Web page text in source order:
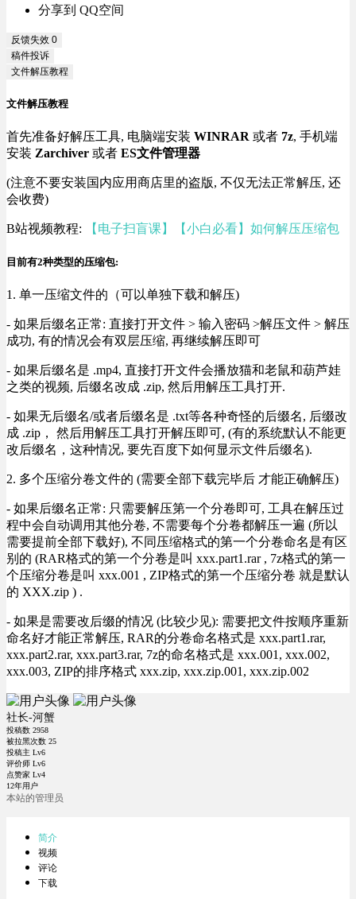
分享到 QQ空间
反馈失效 0
稿件投诉
文件解压教程
文件解压教程
首先准备好解压工具, 电脑端安装 WINRAR 或者 7z, 手机端
安装 Zarchiver 或者 ES文件管理器
(注意不要安装国内应用商店里的盗版, 不仅无法正常解压, 还
会收费)
B站视频教程: 【电子扫盲课】【小白必看】如何解压压缩包
目前有2种类型的压缩包:
1. 单一压缩文件的（可以单独下载和解压)
- 如果后缀名正常: 直接打开文件 > 输入密码 >解压文件 > 解压
成功, 有的情况会有双层压缩, 再继续解压即可
- 如果后缀名是 .mp4, 直接打开文件会播放猫和老鼠和葫芦娃
之类的视频, 后缀名改成 .zip, 然后用解压工具打开.
- 如果无后缀名/或者后缀名是 .txt等各种奇怪的后缀名, 后缀改
成 .zip， 然后用解压工具打开解压即可, (有的系统默认不能更
改后缀名，这种情况, 要先百度下如何显示文件后缀名).
2. 多个压缩分卷文件的 (需要全部下载完毕后 才能正确解压)
- 如果后缀名正常: 只需要解压第一个分卷即可, 工具在解压过
程中会自动调用其他分卷, 不需要每个分卷都解压一遍 (所以
需要提前全部下载好), 不同压缩格式的第一个分卷命名是有区
别的 (RAR格式的第一个分卷是叫 xxx.part1.rar , 7z格式的第一
个压缩分卷是叫 xxx.001 , ZIP格式的第一个压缩分卷 就是默认
的 XXX.zip ) .
- 如果是需要改后缀的情况 (比较少见): 需要把文件按顺序重新
命名好才能正常解压, RAR的分卷命名格式是 xxx.part1.rar,
xxx.part2.rar, xxx.part3.rar, 7z的命名格式是 xxx.001, xxx.002,
xxx.003, ZIP的排序格式 xxx.zip, xxx.zip.001, xxx.zip.002
社长-河蟹
投稿数 2958
被拉黑次数 25
投稿主 Lv6
评价师 Lv6
点赞家 Lv4
12年用户
本站的管理员
简介
视频
评论
下载